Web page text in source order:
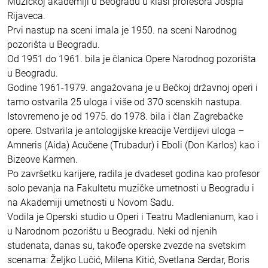
Rijaveca.
Prvi nastup na sceni imala je 1950. na sceni Narodnog
pozorišta u Beogradu.
Od 1951 do 1961. bila je članica Opere Narodnog pozorišta
u Beogradu.
Godine 1961-1979. angažovana je u Bečkoj državnoj operi i
tamo ostvarila 25 uloga i više od 370 scenskih nastupa.
Istovremeno je od 1975. do 1978. bila i član Zagrebačke
opere. Ostvarila je antologijske kreacije Verdijevi uloga –
Amneris (Aida) Acučene (Trubadur) i Eboli (Don Karlos) kao i
Bizeove Karmen.
Po završetku karijere, radila je dvadeset godina kao profesor
solo pevanja na Fakultetu muzičke umetnosti u Beogradu i
na Akademiji umetnosti u Novom Sadu.
Vodila je Operski studio u Operi i Teatru Madlenianum, kao i
u Narodnom pozorištu u Beogradu. Neki od njenih
studenata, danas su, takođe operske zvezde na svetskim
scenama: Željko Lučić, Milena Kitić, Svetlana Serdar, Boris